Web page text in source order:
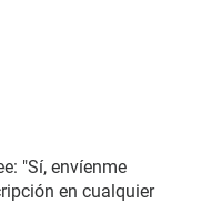
"Sí, envíenme
en cualquier